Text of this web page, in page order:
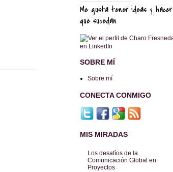
Me gusta tener ideas y hacer
que sucedan
SOBRE MÍ
Sobre mí
CONECTA CONMIGO
MIS MIRADAS
Los desafíos de la
Comunicación Global en
Proyectos